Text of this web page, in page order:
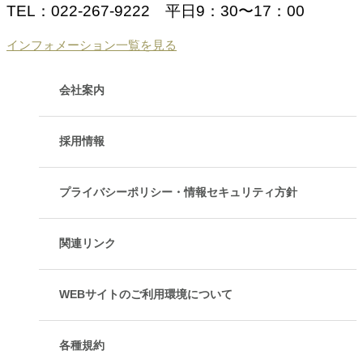
TEL：022-267-9222 平日9：30〜17：00
インフォメーション一覧を見る
会社案内
採用情報
プライバシーポリシー・情報セキュリティ方針
関連リンク
WEBサイトのご利用環境について
各種規約